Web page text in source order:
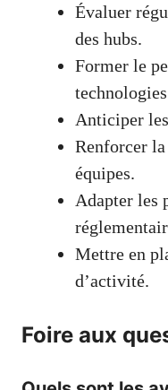
Évaluer
des hubs.
Former le
Anticiper
Renforcer
équipes.
Adapter les
Mettre en
d’activité.
Foire aux